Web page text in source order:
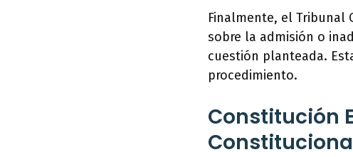
Finalmente, el Tribunal
sobre la admisión o
cuestión planteada.
procedimiento.
Constitución